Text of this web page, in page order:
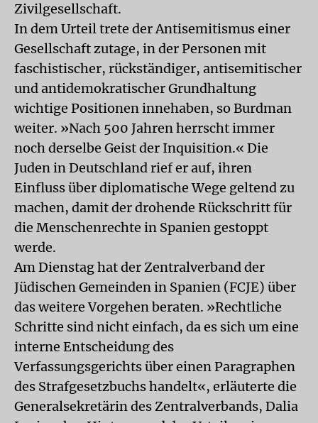
Zivilgesellschaft.
In dem Urteil trete der Antisemitismus einer
Gesellschaft zutage, in der Personen mit
faschistischer, rückständiger, antisemitischer
und antidemokratischer Grundhaltung
wichtige Positionen innehaben, so Burdman
weiter. »Nach 500 Jahren herrscht immer
noch derselbe Geist der Inquisition.« Die
Juden in Deutschland rief er auf, ihren
Einfluss über diplomatische Wege geltend zu
machen, damit der drohende Rückschritt für
die Menschenrechte in Spanien gestoppt
werde.
Am Dienstag hat der Zentralverband der
Jüdischen Gemeinden in Spanien (FCJE) über
das weitere Vorgehen beraten. »Rechtliche
Schritte sind nicht einfach, da es sich um eine
interne Entscheidung des
Verfassungsgerichts über einen Paragraphen
des Strafgesetzbuchs handelt«, erläuterte die
Generalsekretärin des Zentralverbands, Dalia